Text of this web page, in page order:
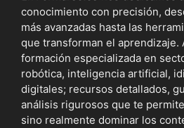
conocimiento con precisión,
más avanzadas hasta las
que transforman el aprendizaje.
formación especializada en
robótica, inteligencia artificial,
digitales; recursos detallados,
análisis rigurosos que te
sino realmente dominar los